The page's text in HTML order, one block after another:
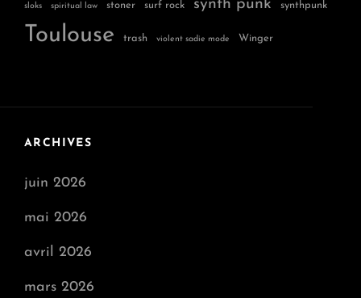
sloks spiritual law stoner surf rock synth punk synthpunk
Toulouse trash violent sadie mode Winger
ARCHIVES
juin 2026
mai 2026
avril 2026
mars 2026